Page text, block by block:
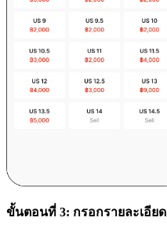
ขั้นตอนที่ 3: กรอกรายละเอีย